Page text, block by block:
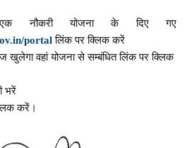
एक नौकरी योजना के दिए गए
portalलिंक पर क्लिक करें
वहां योजना से सम्बंधित लिंक पर क्लिक
भरें
करें।